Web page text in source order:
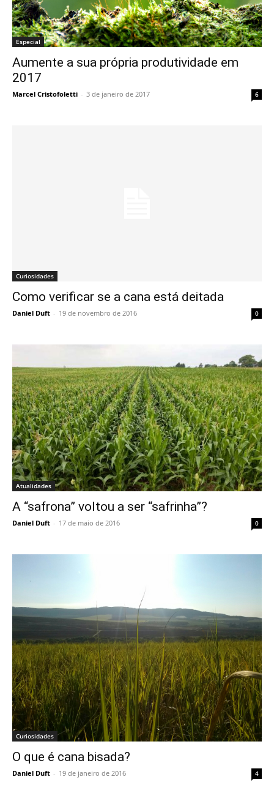
Especial
Aumente a sua própria produtividade em
2017
Marcel Cristofoletti - 3 de janeiro de 2017 6
Curiosidades
Como verificar se a cana está deitada
Daniel Duft - 19 de novembro de 2016 0
Atualidades
A “safrona” voltou a ser “safrinha”?
Daniel Duft - 17 de maio de 2016 0
Curiosidades
O que é cana bisada?
Daniel Duft - 19 de janeiro de 2016 4